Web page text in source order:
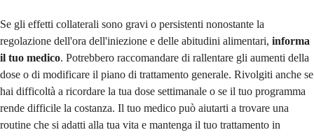
Se gli effetti collaterali sono gravi o persistenti nonostante la
regolazione dell'ora dell'iniezione e delle abitudini alimentari, informa
il tuo medico. Potrebbero raccomandare di rallentare gli aumenti della
dose o di modificare il piano di trattamento generale. Rivolgiti anche se
hai difficoltà a ricordare la tua dose settimanale o se il tuo programma
rende difficile la costanza. Il tuo medico può aiutarti a trovare una
routine che si adatti alla tua vita e mantenga il tuo trattamento in